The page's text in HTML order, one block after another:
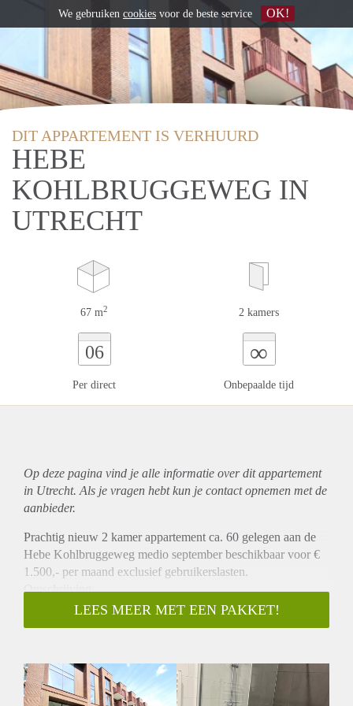
DIT APPARTEMENT IS VERHUURD
HEBE
KOHLBRUGGEWEG IN
UTRECHT
67 m2 2 kamers
06
Per direct
∞
Onbepaalde tijd
Op deze pagina vind je alle informatie over ditappartement
in Utrecht. Als je vragen hebt kun je contact opnemen met de
aanbieder.
Prachtig nieuw 2 kamer appartement ca. 60 gelegen aan de
Hebe Kohlbruggeweg medio september beschikbaar voor €
1.500,- per maand exclusief gebruikerslasten.
Omschrijving
Dit prachtige appartement is gelegen op de begane grond. Bij
binnenkomt heeft u aan de voorzijde toegang tot de ruime
heeft een ruime slaapkamer van ca. 13,5m2. De badkamer is
v.v. een douche en wastafel en het appartement heeft een
LEES MEER MET EEN PAKKET!
We gebruiken cookies voor de beste service OK!